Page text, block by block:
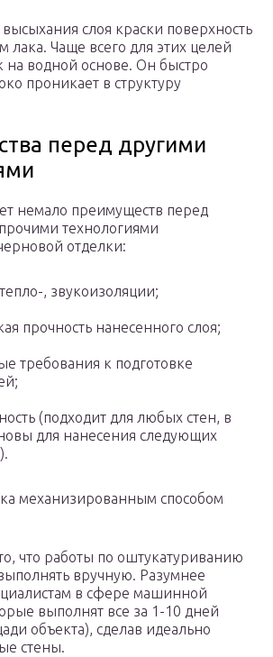
слоя краски поверхность
лака. Чаще всего для этих целей
на водной основе. Он быстро
проникает в структуру
перед другими
немало преимуществ перед
технологиями
отделки:
, звукоизоляции;
прочность нанесенного слоя;
требования к подготовке
(подходит для любых стен, в
для нанесения следующих
механизированным способом
что работы по оштукатуриванию
вручную. Разумнее
в сфере машинной
выполнят все за 1-10 дней
объекта), сделав идеально
стены.